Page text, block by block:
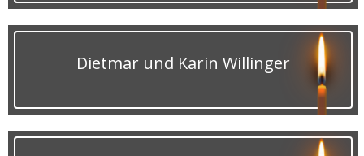
Dietmar und Karin Willinger